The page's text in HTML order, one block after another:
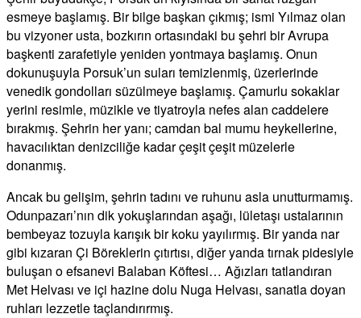
esmeye başlamış. Bir bilge başkan çıkmış; ismi Yılmaz olan
bu vizyoner usta, bozkırın ortasındaki bu şehri bir Avrupa
başkenti zarafetiyle yeniden yontmaya başlamış. Onun
dokunuşuyla Porsuk’un suları temizlenmiş, üzerlerinde
venedik gondolları süzülmeye başlamış. Çamurlu sokaklar
yerini resimle, müzikle ve tiyatroyla nefes alan caddelere
bırakmış. Şehrin her yanı; camdan bal mumu heykellerine,
havacılıktan denizciliğe kadar çeşit çeşit müzelerle
donanmış.
Ancak bu gelişim, şehrin tadını ve ruhunu asla unutturmamış.
Odunpazarı’nın dik yokuşlarından aşağı, lületaşı ustalarının
bembeyaz tozuyla karışık bir koku yayılırmış. Bir yanda nar
gibi kızaran Çi Böreklerin çıtırtısı, diğer yanda tırnak pidesiyle
buluşan o efsanevi Balaban Köftesi… Ağızları tatlandıran
Met Helvası ve içi hazine dolu Nuga Helvası, sanatla doyan
ruhları lezzetle taçlandırırmış.